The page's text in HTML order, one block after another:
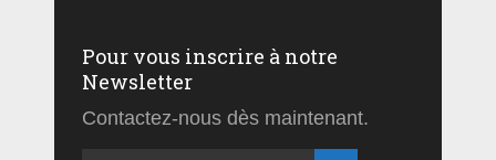
Pour vous inscrire à notre
Newsletter
Contactez-nous dès maintenant.